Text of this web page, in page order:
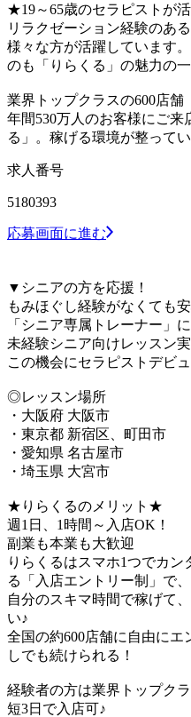
★19～65歳のセラピストが
リラクゼーション経験のあ
様々な方が活躍しています
のも「りらくる」の魅力の
業界トップクラスの600店舗
年間530万人のお客様にご来
る」。稼げる環境が整ってい
求人番号
5180393
応募画面に進む
▼シニアの方を応援！
もみほぐし経験がなくても
「シニア専属トレーナー」に
未経験シニア向けレッスン実
この機会にセラピストデビ
◎レッスン場所
・大阪府 大阪市
・東京都 新宿区、町田市
・愛知県 名古屋市
・埼玉県 大宮市
★りらくるのメリット★
週1日、1時間～入店OK！
副業も本業も大歓迎
りらくるはスマホ1つでカ
る「入店エントリー制」で、
自分のスキマ時間で稼げて
い♪​
全国の約600店舗に自由に
しでも続けられる！
経験者の方は業界トップク
短3日で入店可♪